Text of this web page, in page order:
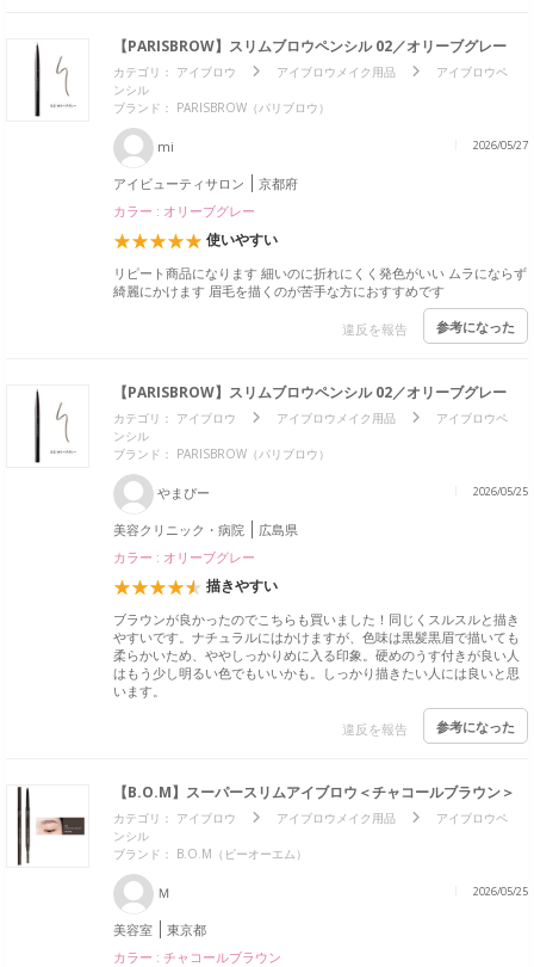
【PARISBROW】スリムブロウペンシル 02／オリーブグレー
カテゴリ： アイブロウ アイブロウメイク用品
アイブロウペ
ンシル
ブランド： PARISBROW（パリブロウ）
mi 2026/05/27
アイビューティサロン
京都府
カラー : オリーブグレー
使いやすい
リピート商品になります 細いのに折れにくく発色がいい ムラにならず
綺麗にかけます 眉毛を描くのが苦手な方におすすめです
違反を報告 参考になった
【PARISBROW】スリムブロウペンシル 02／オリーブグレー
カテゴリ： アイブロウ アイブロウメイク用品
アイブロウペ
ンシル
ブランド： PARISBROW（パリブロウ）
やまぴー 2026/05/25
美容クリニック・病院
広島県
カラー : オリーブグレー
描きやすい
ブラウンが良かったのでこちらも買いました！同じくスルスルと描き
やすいです。ナチュラルにはかけますが、色味は黒髪黒眉で描いても
柔らかいため、ややしっかりめに入る印象。硬めのうす付きが良い人
はもう少し明るい色でもいいかも。しっかり描きたい人には良いと思
います。
違反を報告 参考になった
【B.O.M】スーパースリムアイブロウ＜チャコールブラウン＞
カテゴリ： アイブロウ アイブロウメイク用品
アイブロウペ
ンシル
ブランド： B.O.M（ビーオーエム）
Ｍ 2026/05/25
美容室
東京都
カラー : チャコールブラウン